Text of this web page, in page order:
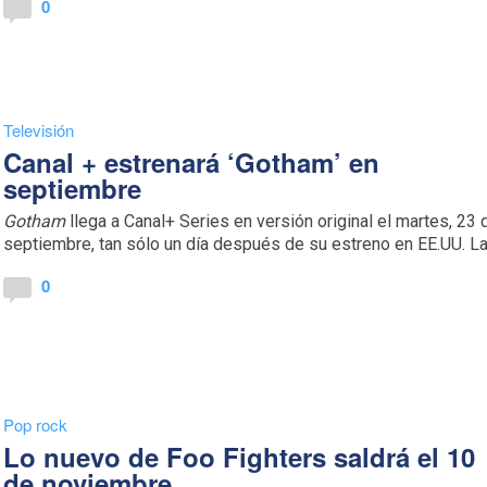
0
Televisión
Canal + estrenará ‘Gotham’ en
septiembre
Gothamllega a Canal+ Series en versión original el martes, 23
septiembre, tan sólo un día después de su estreno en EE.UU.
0
Pop rock
Lo nuevo de Foo Fighters saldrá el 10